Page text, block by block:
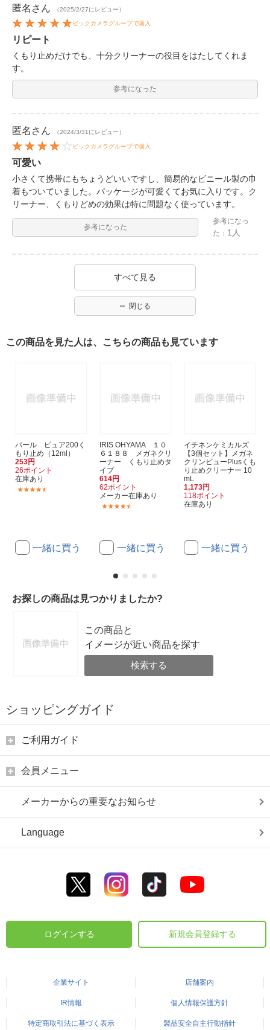
匿名 さん （2025/2/27にレビュー）
ビックカメラグループで購入
リピート
くもり止めだけでも、十分クリーナーの役目をはたしてくれま
す。
参考になった
匿名 さん （2024/3/31にレビュー）
ビックカメラグループで購入
可愛い
小さくて携帯にもちょうどいいですし、簡易的なビニール製の巾
着もついていました。パッケージが可愛くてお気に入りです。ク
リーナー、くもりどめの効果は特に問題なく使っています。
参考になった
参考になっ
た： 1人
すべて見る
閉じる
この商品を見た人は、こちらの商品も見ています
パール ピュア200く
もり止め（12ml）
253円
26ポイント
在庫あり
一緒に買う
IRIS OHYAMA １０
６１８８ メガネクリ
ーナー くもり止めタ
イプ
614円
62ポイント
メーカー在庫あり
一緒に買う
イチネンケミカルズ
【3個セット】メガネ
クリンビューPlusくも
り止めクリーナー 10
mL
1,173円
118ポイント
在庫あり
一緒に買う
お探しの商品は見つかりましたか?
この商品と
イメージが近い商品を探す
検索する
ショッピングガイド
ご利用ガイド
会員メニュー
メーカーからの重要なお知らせ
Language
ログインする 新規会員登録する
企業サイト 店舗案内
IR情報 個人情報保護方針
特定商取引法に基づく表示 製品安全自主行動指針